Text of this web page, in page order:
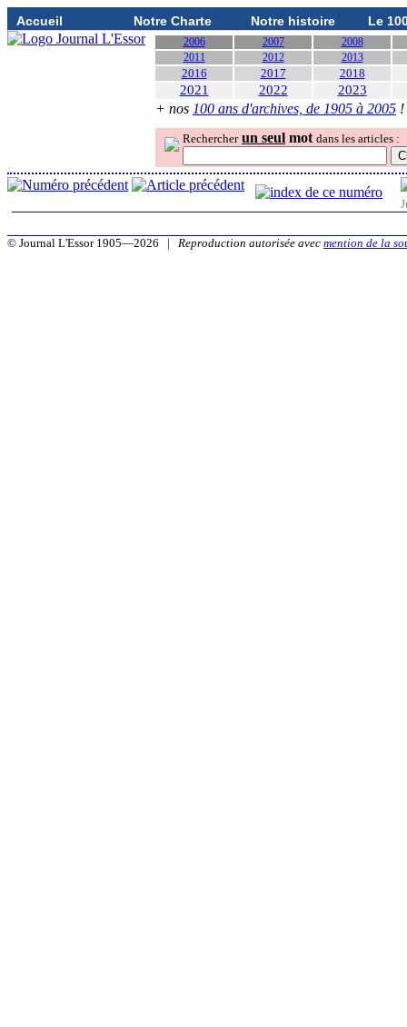
Accueil Notre Charte Notre histoire Le
2006 2007
2008
2011
2012 2013
2016 2017 2018
2021 2022 2023
+ nos 100 ans d'archives, de 1905 à 2005 !
Rechercher un seul mot dans les articles :
© Journal L'Essor 1905—2026 | Reproduction autorisée avec mention de la